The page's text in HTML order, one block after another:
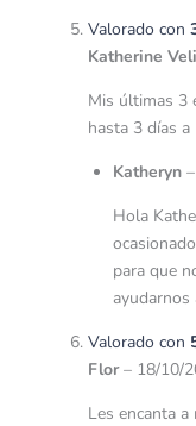
Valorado con
Katherine
Mis últimas 3
hasta 3 días a
Katheryn –
Hola
para que
ayudarnos
Valorado con
Flor– 18/10/
Les encanta